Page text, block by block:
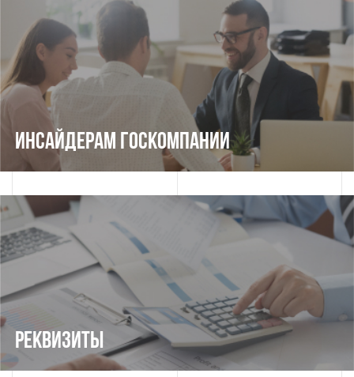
ИНСАЙДЕРАМ ГОСКОМПАНИИ
РЕКВИЗИТЫ